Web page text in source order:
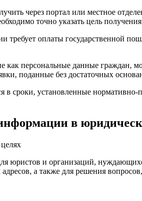
через портал или местное
точно указать цель
требует оплаты государственной
персональные данные граждан,
поданные без достаточных
установленные нормативно-
в
юристов и организаций,
а также для решения